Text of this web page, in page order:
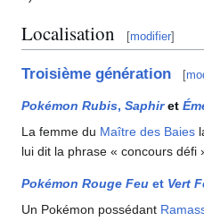
Localisation [modifier]
Troisième génération [
Pokémon Rubis, Saphiret
La femme du Maître des Baies
lui dit la phrase « concours défi
Pokémon Rouge Feu et Vert
Un Pokémon possédant